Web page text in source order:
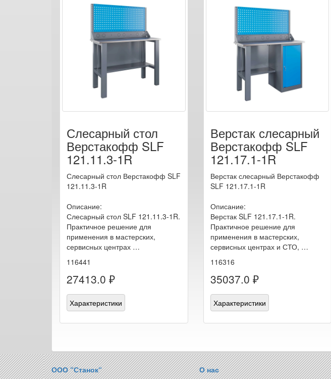
Слесарный стол
Верстакофф SLF
121.11.3-1R
Слесарный стол Верстакофф SLF
121.11.3-1R
Описание:
Слесарный стол SLF 121.11.3-1R.
Практичное решение для
применения в мастерских,
сервисных центрах …
116441
27413.0 ₽
Характеристики
Верстак слесарный
Верстакофф SLF
121.17.1-1R
Верстак слесарный Верстакофф
SLF 121.17.1-1R
Описание:
Верстак SLF 121.17.1-1R.
Практичное решение для
применения в мастерских,
сервисных центрах и СТО, …
116316
35037.0 ₽
Характеристики
ООО “Станок“ О нас